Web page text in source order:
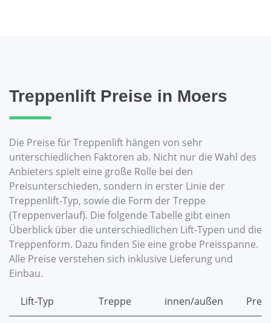
Treppenlift Preise in Moers
Die Preise für Treppenlift hängen von sehr
unterschiedlichen Faktoren ab. Nicht nur die Wahl des
Anbieters spielt eine große Rolle bei den
Preisunterschieden, sondern in erster Linie der
Treppenlift-Typ, sowie die Form der Treppe
(Treppenverlauf). Die folgende Tabelle gibt einen
Überblick über die unterschiedlichen Lift-Typen und die
Treppenform. Dazu finden Sie eine grobe Preisspanne.
Alle Preise verstehen sich inklusive Lieferung und
Einbau.
Lift-Typ Treppe innen/außen Preis